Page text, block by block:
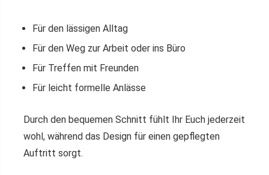
Für den lässigen Alltag
Für den Weg zur Arbeit oder ins Büro
Für Treffen mit Freunden
Für leicht formelle Anlässe
Durch den bequemen Schnitt fühlt Ihr Euch jederzeit
wohl, während das Design für einen gepflegten
Auftritt sorgt.